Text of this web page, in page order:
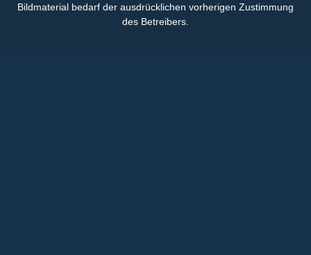
Bildmaterial bedarf der ausdrücklichen vorherigen Zustimmung
des Betreibers.